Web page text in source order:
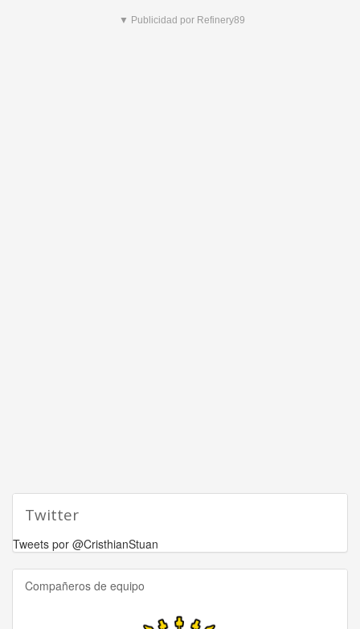
▼ Publicidad por Refinery89
Twitter
Tweets por @CristhianStuan
Compañeros de equipo